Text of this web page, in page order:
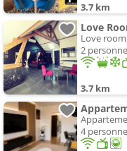
3.7 km
Love
Love
2
3.7 km
4